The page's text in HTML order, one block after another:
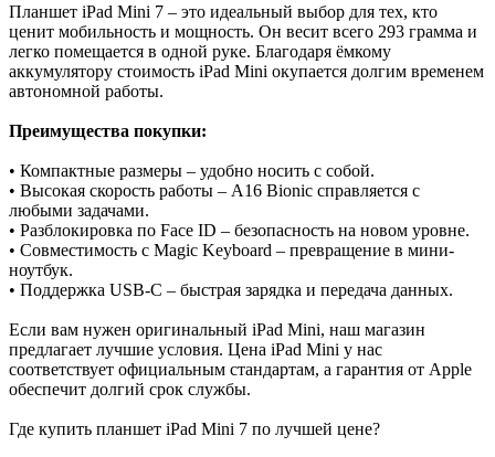
Планшет iPad Mini 7 – это идеальный выбор для тех, кто
ценит мобильность и мощность. Он весит всего 293 грамма и
легко помещается в одной руке. Благодаря ёмкому
аккумулятору стоимость iPad Mini окупается долгим временем
автономной работы.
Преимущества покупки:
• Компактные размеры – удобно носить с собой.
• Высокая скорость работы – A16 Bionic справляется с
любыми задачами.
• Разблокировка по Face ID – безопасность на новом уровне.
• Совместимость с Magic Keyboard – превращение в мини-
ноутбук.
• Поддержка USB-C – быстрая зарядка и передача данных.
Если вам нужен оригинальный iPad Mini, наш магазин
предлагает лучшие условия. Цена iPad Mini у нас
соответствует официальным стандартам, а гарантия от Apple
обеспечит долгий срок службы.
Где купить планшет iPad Mini 7 по лучшей цене?